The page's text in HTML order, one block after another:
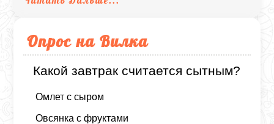
Опрос на Вилка
Какой завтрак считается сытным?
Омлет с сыром
Овсянка с фруктами